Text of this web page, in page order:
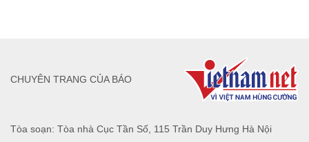
Tòa soạn: Tòa nhà Cục Tần Số, 115 Trần Duy Hưng Hà Nội
CHUYÊN TRANG CỦA BÁO